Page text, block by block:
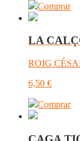
Comprar
LA
ROIG
6,50 €
Comprar